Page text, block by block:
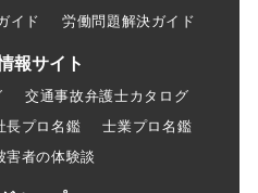
イド
労働問題解決ガイド
報サイト
交通事故弁護士カタログ
長プロ名鑑
士業プロ名鑑
害者の体験談